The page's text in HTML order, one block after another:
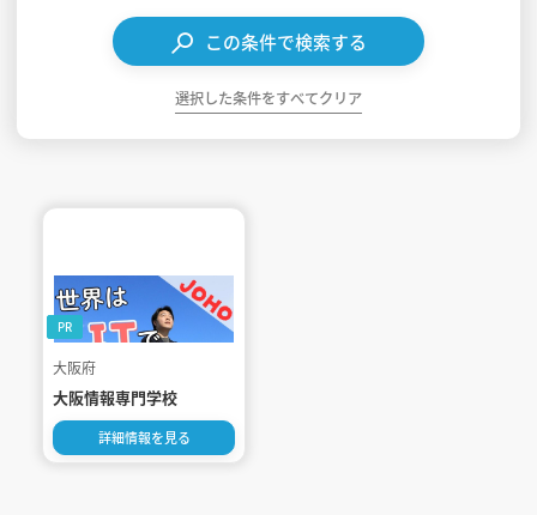
この条件で検索する
選択した条件をすべてクリア
大阪府
大阪情報専門学校
詳細情報を見る
PR